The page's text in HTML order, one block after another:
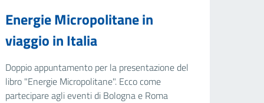
Energie Micropolitane in
viaggio in Italia
Doppio appuntamento per la presentazione del
libro "Energie Micropolitane". Ecco come
partecipare agli eventi di Bologna e Roma